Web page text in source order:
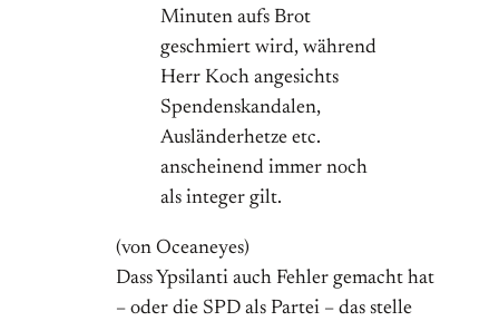
Minuten aufs Brot
geschmiert wird, während
Herr Koch angesichts
Spendenskandalen,
Ausländerhetze etc.
anscheinend immer noch
als integer gilt.
(von Oceaneyes)
Dass Ypsilanti auch Fehler gemacht hat
– oder die SPD als Partei – das stelle